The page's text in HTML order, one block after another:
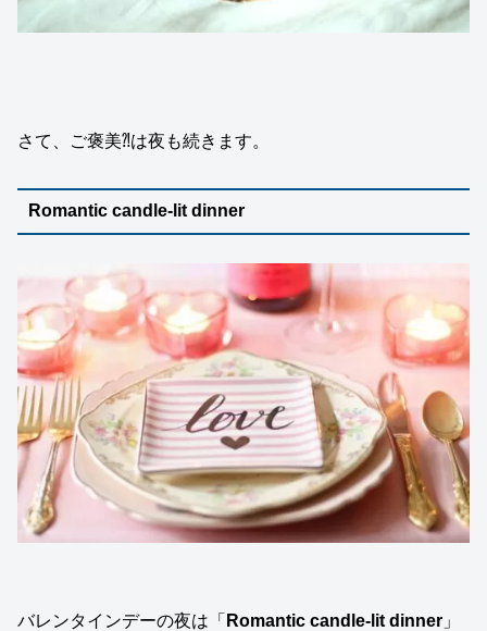
さて、ご褒美⁈は夜も続きます。
Romantic candle-lit dinner
バレンタインデーの夜は「 Romantic candle-lit dinner 」